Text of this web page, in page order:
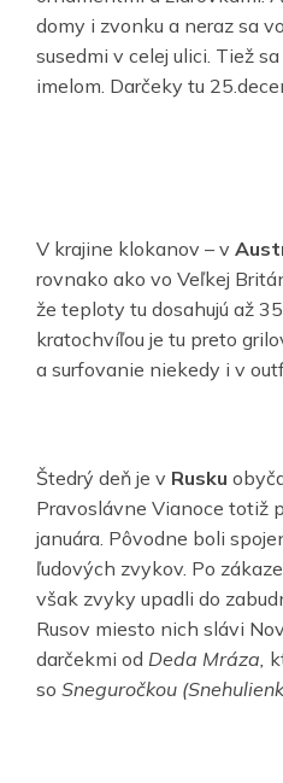
domy i zvonku a neraz sa
susedmi v celej ulici. Tiež
imelom. Darčeky tu
V krajine klokanov – v
rovnako ako vo Veľkej
že teploty tu dosahujú až
kratochvíľou je tu preto
a surfovanie niekedy i v
Štedrý deň je v Rusku
Pravoslávne Vianoce totiž
januára. Pôvodne boli
ľudových zvykov. Po
však zvyky upadli do
Rusov miesto nich slávi
darčekmi od Deda Mráza,
so Sneguročkou